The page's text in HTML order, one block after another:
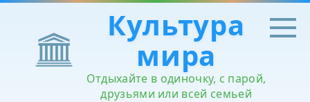
Перейти
контенту
Культура
мира
Отдыхайте в одиночку, с парой,
друзьями или всей семьей